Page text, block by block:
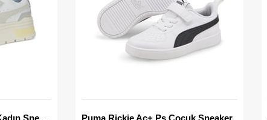
Mayze Stack Luxe Wns Kadın Sneaker
Puma Rickie Ac+ Ps Çocuk Sneaker